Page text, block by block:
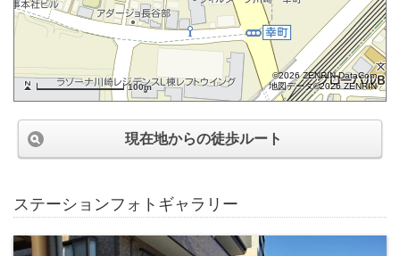
100m
©2026 ZENRIN DataCom
地図データ©2026 ZENRIN
現在地からの徒歩ルート
ステーションフォトギャラリー